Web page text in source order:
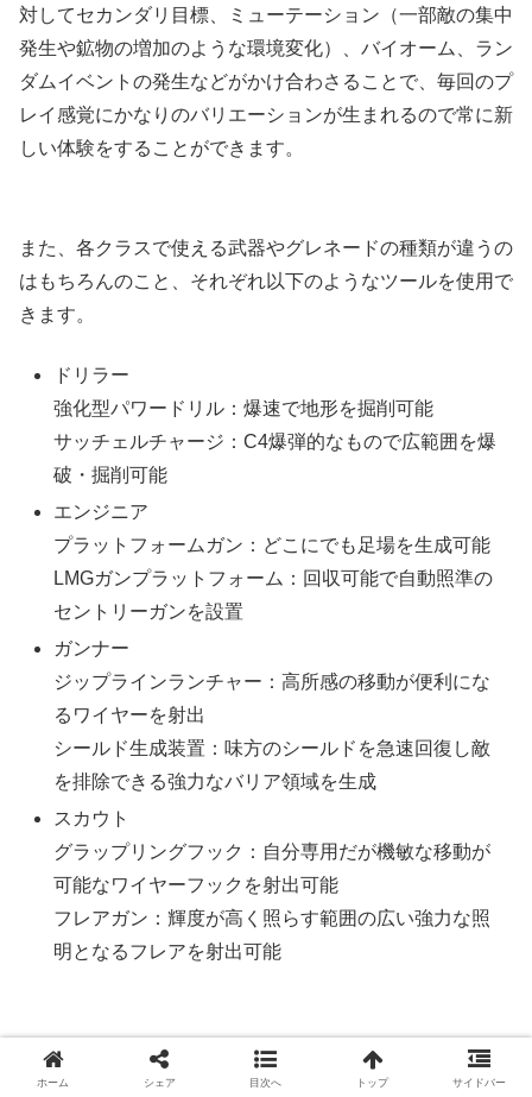
対してセカンダリ目標、ミューテーション（一部敵の集中
発生や鉱物の増加のような環境変化）、バイオーム、ラン
ダムイベントの発生などがかけ合わさることで、毎回のプ
レイ感覚にかなりのバリエーションが生まれるので常に新
しい体験をすることができます。
また、各クラスで使える武器やグレネードの種類が違うの
はもちろんのこと、それぞれ以下のようなツールを使用で
きます。
ドリラー
強化型パワードリル：爆速で地形を掘削可能
サッチェルチャージ：C4爆弾的なもので広範囲を爆
破・掘削可能
エンジニア
プラットフォームガン：どこにでも足場を生成可能
LMGガンプラットフォーム：回収可能で自動照準の
セントリーガンを設置
ガンナー
ジップラインランチャー：高所感の移動が便利にな
るワイヤーを射出
シールド生成装置：味方のシールドを急速回復し敵
を排除できる強力なバリア領域を生成
スカウト
グラップリングフック：自分専用だが機敏な移動が
可能なワイヤーフックを射出可能
フレアガン：輝度が高く照らす範囲の広い強力な照
明となるフレアを射出可能
シングルプレイも十分楽しめるとはいえ特にマルチプレイ
ホーム シェア 目次へ トップ サイドバー